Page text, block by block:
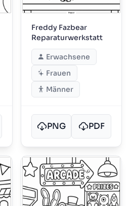
Freddy Fazbear
Reparaturwerkstatt
Erwachsene
Frauen
Männer
PNG PDF